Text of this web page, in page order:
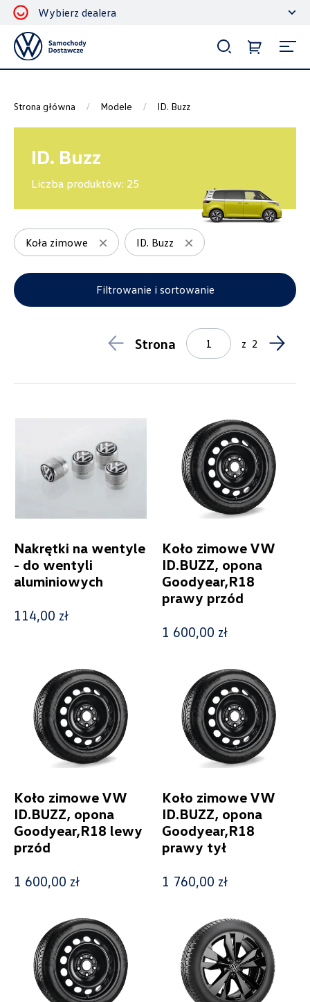
Wybierz dealera
Strona główna Modele ID. Buzz
ID. Buzz
Liczba produktów: 25
Koła zimowe ID. Buzz
Filtrowanie i sortowanie
Sortuj
Pokaż na stronie
Kategorie
Koła zimowe
14
Pozostałe
1
ID. Buzz
Cena
Status
Nowość
Promocja
Pokaż tylko dostępne
Wyczyść filtry
Filtrowanie i sortowanie
Strona z 2
Nakrętki na wentyle
- do wentyli
aluminiowych
114,00 zł
Koło zimowe VW
ID.BUZZ, opona
Goodyear,R18
prawy przód
1 600,00 zł
Koło zimowe VW
ID.BUZZ, opona
Goodyear,R18 lewy
przód
1 600,00 zł
Koło zimowe VW
ID.BUZZ, opona
Goodyear,R18
prawy tył
1 760,00 zł